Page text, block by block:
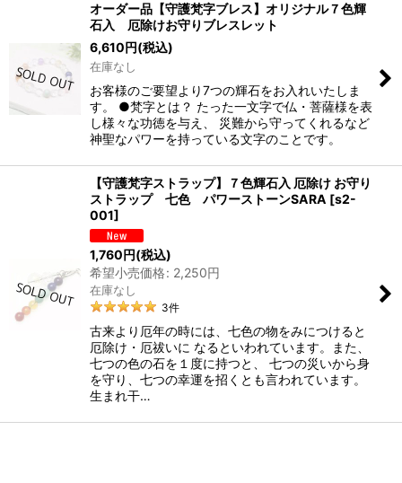
オーダー品【守護梵字ブレス】オリジナル７色輝
石入 厄除けお守りブレスレット
6,610円(税込)
在庫なし
お客様のご要望より7つの輝石をお入れいたしま
す。 ●梵字とは？ たった一文字で仏・菩薩様を表
し様々な功徳を与え、 災難から守ってくれるなど
神聖なパワーを持っている文字のことです。
【守護梵字ストラップ】７色輝石入 厄除け お守り
ストラップ 七色 パワーストーンSARA [s2-
001]
1,760円(税込)
希望小売価格: 2,250円
在庫なし
3件
古来より厄年の時には、七色の物をみにつけると
厄除け・厄祓いに なるといわれています。また、
七つの色の石を１度に持つと、 七つの災いから身
を守り、七つの幸運を招くとも言われています。
生まれ干…